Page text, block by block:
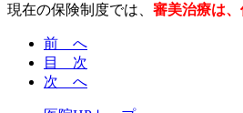
現在の保険制度では、 審美治療は
前 へ
目 次
次 へ